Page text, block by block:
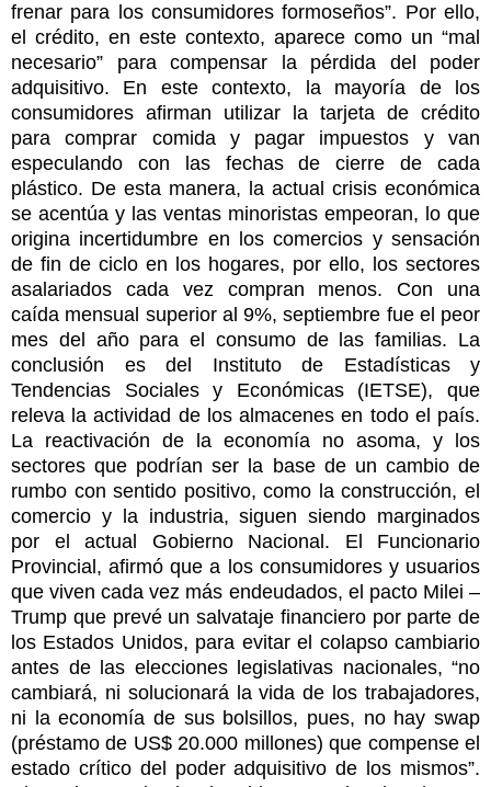
frenar para los consumidores formoseños”. Por ello,
el crédito, en este contexto, aparece como un “mal
necesario” para compensar la pérdida del poder
adquisitivo. En este contexto, la mayoría de los
consumidores afirman utilizar la tarjeta de crédito
para comprar comida y pagar impuestos y van
especulando con las fechas de cierre de cada
plástico. De esta manera, la actual crisis económica
se acentúa y las ventas minoristas empeoran, lo que
origina incertidumbre en los comercios y sensación
de fin de ciclo en los hogares, por ello, los sectores
asalariados cada vez compran menos. Con una
caída mensual superior al 9%, septiembre fue el peor
mes del año para el consumo de las familias. La
conclusión es del Instituto de Estadísticas y
Tendencias Sociales y Económicas (IETSE), que
releva la actividad de los almacenes en todo el país.
La reactivación de la economía no asoma, y los
sectores que podrían ser la base de un cambio de
rumbo con sentido positivo, como la construcción, el
comercio y la industria, siguen siendo marginados
por el actual Gobierno Nacional. El Funcionario
Provincial, afirmó que a los consumidores y usuarios
que viven cada vez más endeudados, el pacto Milei –
Trump que prevé un salvataje financiero por parte de
los Estados Unidos, para evitar el colapso cambiario
antes de las elecciones legislativas nacionales, “no
cambiará, ni solucionará la vida de los trabajadores,
ni la economía de sus bolsillos, pues, no hay swap
(préstamo de US$ 20.000 millones) que compense el
estado crítico del poder adquisitivo de los mismos”.